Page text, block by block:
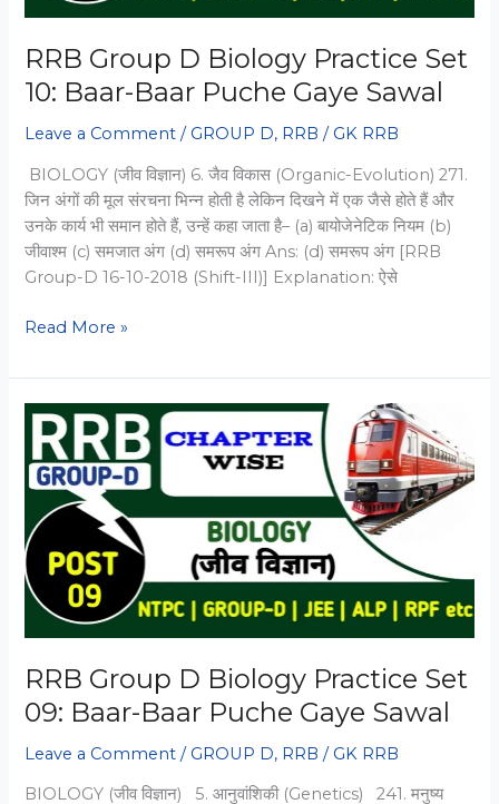
RRB Group D Biology Practice Set
10: Baar-Baar Puche Gaye Sawal
Leave a Comment / GROUP D, RRB / GK RRB
BIOLOGY (जीव विज्ञान) 6. जैव विकास (Organic-Evolution) 271.
जिन अंगों की मूल संरचना भिन्न होती है लेकिन दिखने में एक जैसे होते हैं और
उनके कार्य भी समान होते हैं, उन्हें कहा जाता है– (a) बायोजेनेटिक नियम (b)
जीवाश्म (c) समजात अंग (d) समरूप अंग Ans: (d) समरूप अंग [RRB
Group-D 16-10-2018 (Shift-III)] Explanation: ऐसे
RRB
D
Biology
Practice
Set
10:
Baar-
Baar
Puche
Gaye
Sawal
Read More »
RRB Group D Biology Practice Set
09: Baar-Baar Puche Gaye Sawal
Leave a Comment / GROUP D, RRB / GK RRB
BIOLOGY (जीव विज्ञान) 5. आनुवांशिकी (Genetics) 241. मनुष्य